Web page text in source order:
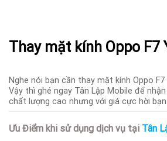
Thay mặt kính Oppo F7
Nghe nói bạn cần thay mặt kính Oppo
Vậy thì ghé ngay Tân Lập Mobile để
chất lượng cao nhưng với giá cực hời bạn
Ưu Điểm khi sử dụng dịch vụ tại Tân